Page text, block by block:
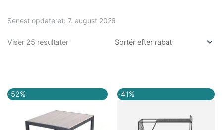
Senest opdateret: 7. august 2026
Viser 25 resultater
-52%
oprindelige
pris
2.699,00 kr..
aktuelle
er:
1.299,00 kr..
-41%
oprindelige
var:
2.700,00 kr..
aktuelle